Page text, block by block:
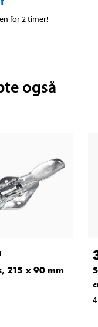
for 2 timer!
også
215 x 90 mm